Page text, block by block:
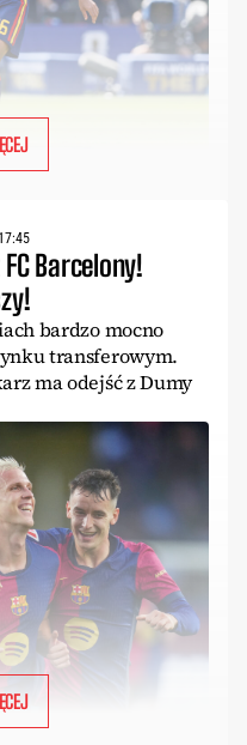
Barcelony!
bardzo mocno
transferowym.
ma odejść z Dumy